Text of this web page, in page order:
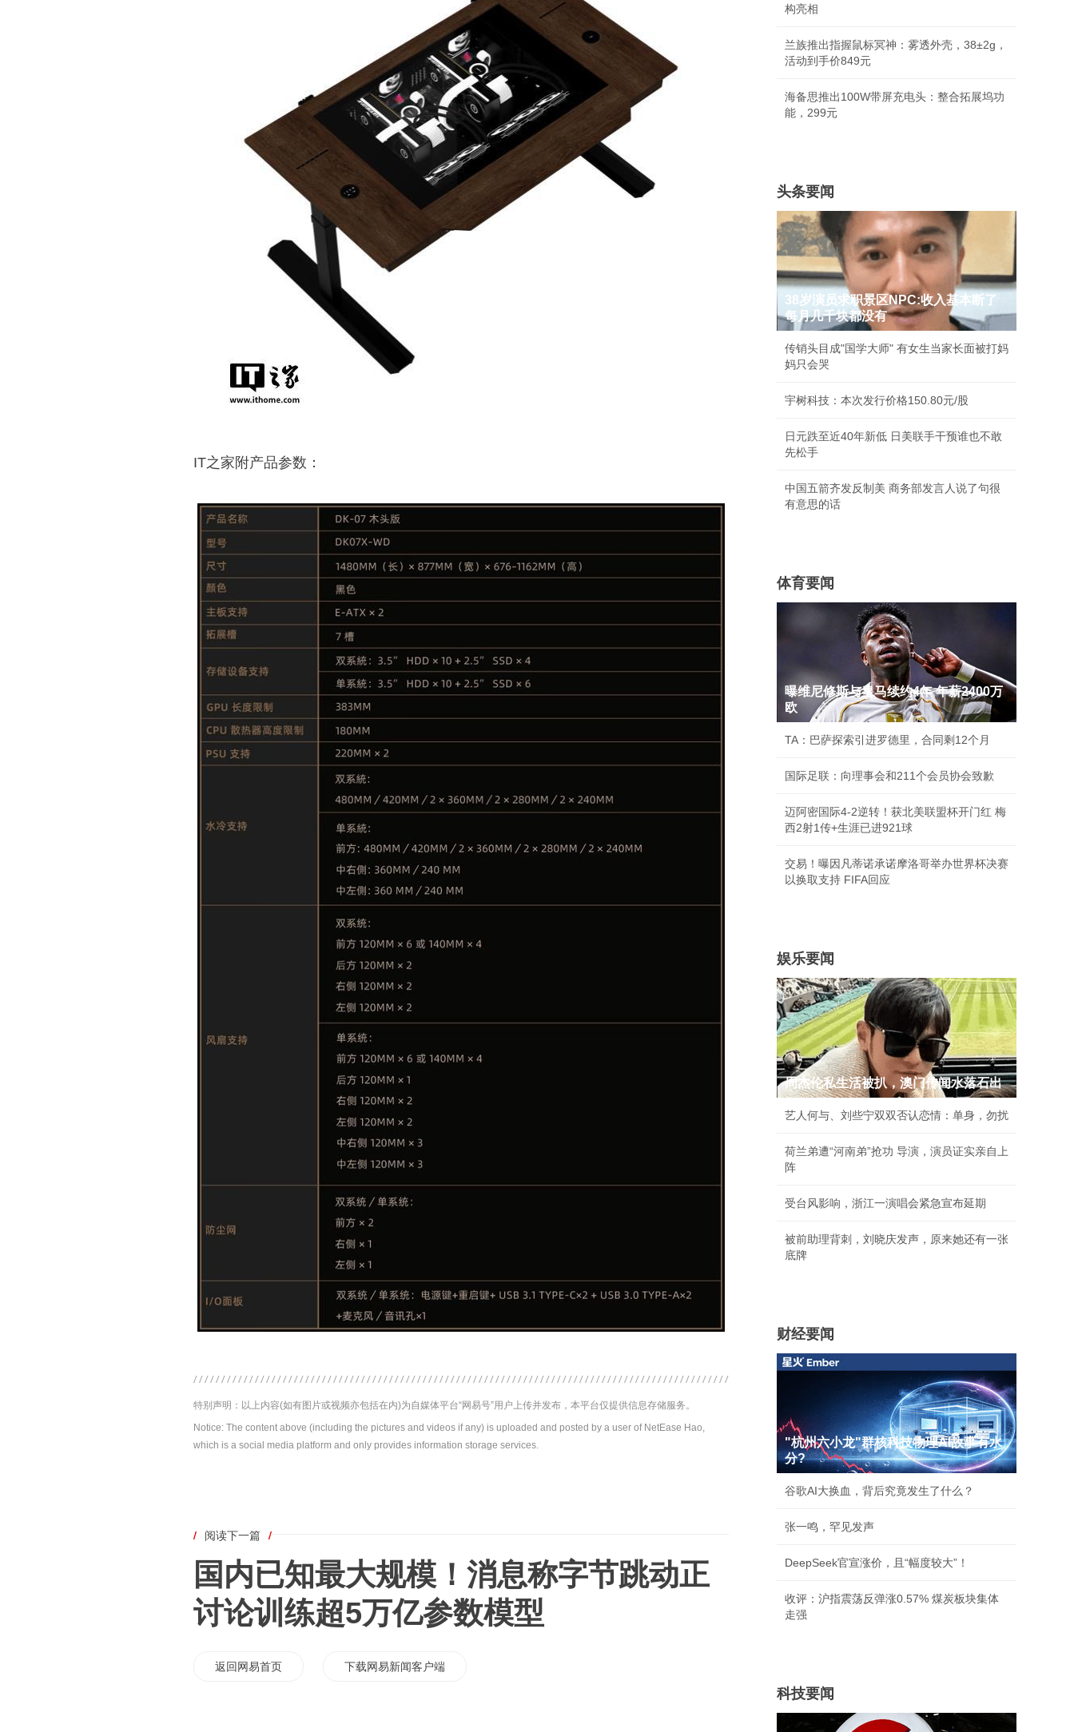
IT之家附产品参数：
特别声明：以上内容(如有图片或视频亦包括在内)为自媒体平台“网易号”用户上传并发布，本平台仅提供信息存储服务。
Notice: The content above (including the pictures and videos if any) is uploaded and posted by a user of NetEase Hao,
which is a social media platform and only provides information storage services.
/ 阅读下一篇 /
国内已知最大规模！消息称字节跳动正
讨论训练超5万亿参数模型
返回网易首页 下载网易新闻客户端
构亮相
兰族推出指握鼠标冥神：雾透外壳，38±2g，
活动到手价849元
海备思推出100W带屏充电头：整合拓展坞功
能，299元
头条要闻
38岁演员求职景区NPC:收入基本断了
每月几千块都没有
传销头目成"国学大师" 有女生当家长面被打妈
妈只会哭
宇树科技：本次发行价格150.80元/股
日元跌至近40年新低 日美联手干预谁也不敢
先松手
中国五箭齐发反制美 商务部发言人说了句很
有意思的话
体育要闻
曝维尼修斯与皇马续约4年 年薪2400万
欧
TA：巴萨探索引进罗德里，合同剩12个月
国际足联：向理事会和211个会员协会致歉
迈阿密国际4-2逆转！获北美联盟杯开门红 梅
西2射1传+生涯已进921球
交易！曝因凡蒂诺承诺摩洛哥举办世界杯决赛
以换取支持 FIFA回应
娱乐要闻
周杰伦私生活被扒，澳门传闻水落石出
艺人何与、刘些宁双双否认恋情：单身，勿扰
荷兰弟遭“河南弟”抢功 导演，演员证实亲自上
阵
受台风影响，浙江一演唱会紧急宣布延期
被前助理背刺，刘晓庆发声，原来她还有一张
底牌
财经要闻
"杭州六小龙"群核科技物理AI故事有水
分?
谷歌AI大换血，背后究竟发生了什么？
张一鸣，罕见发声
DeepSeek官宣涨价，且“幅度较大”！
收评：沪指震荡反弹涨0.57% 煤炭板块集体
走强
科技要闻